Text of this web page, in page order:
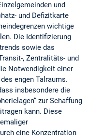
und
und Defizitkarte
wichtige
Die Identifizierung
sowie das
, Zentralitäts- und
Notwendigkeit einer
engen Talraums.
insbesondere die
zur Schaffung
kann. Diese
eine Konzentration